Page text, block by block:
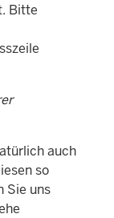
Bitte
auch
so
Sie uns